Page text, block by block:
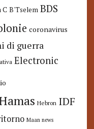
C B'Tselem BDS
coronavirus
di guerra
Electronic
Hebron IDF
Maan news